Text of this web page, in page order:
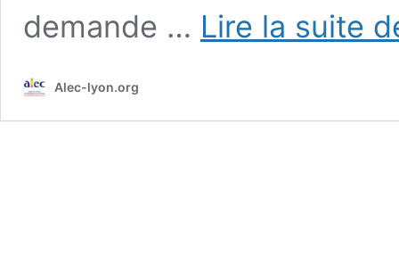
demande … Lire la suite
Alec-lyon.org